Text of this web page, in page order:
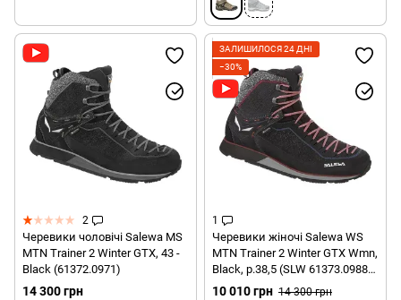
2
Черевики чоловічі Salewa MS
MTN Trainer 2 Winter GTX, 43 -
Black (61372.0971)
14 300 грн
ЗАЛИШИЛОСЯ 24 ДНІ
−30%
1
Черевики жіночі Salewa WS
MTN Trainer 2 Winter GTX Wmn,
Black, р.38,5 (SLW 61373.0988-
38.5)
10 010 грн 14 300 грн